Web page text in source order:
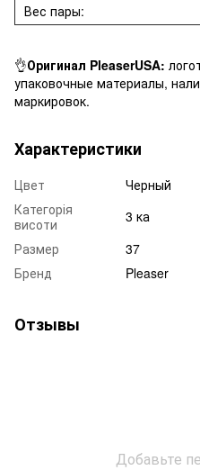
Вес пары:
👌Оригинал PleaserUSA:
упаковочные материалы,
маркировок.
Характеристики
Цвет
Черный
Категорія
висоти
3 ка
Размер
37
Бренд
Pleaser
Отзывы
Добавьте